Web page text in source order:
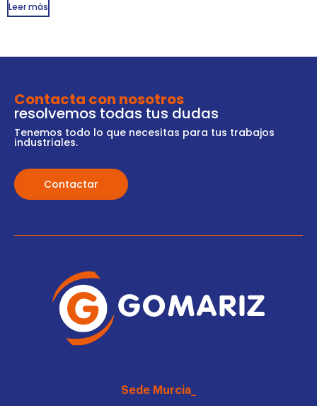
Leer más
Contacta con nosotros
resolvemos todas tus dudas
Tenemos todo lo que necesitas para tus trabajos
industriales.
Contactar
Sede Murcia_